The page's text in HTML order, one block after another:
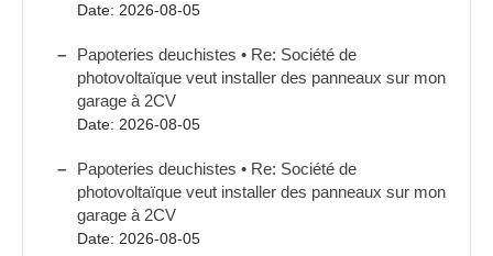
Date: 2026-08-05
Papoteries deuchistes • Re: Société de
photovoltaïque veut installer des panneaux sur mon
garage à 2CV
Date: 2026-08-05
Papoteries deuchistes • Re: Société de
photovoltaïque veut installer des panneaux sur mon
garage à 2CV
Date: 2026-08-05